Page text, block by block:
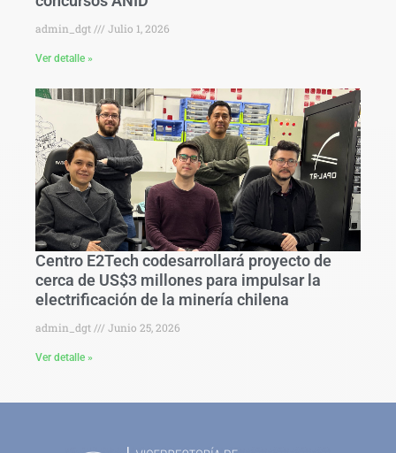
admin_dgt Julio 1, 2026
Ver detalle »
Centro E2Tech codesarrollará proyecto de
cerca de US$3 millones para impulsar la
electrificación de la minería chilena
admin_dgt Junio 25, 2026
Ver detalle »